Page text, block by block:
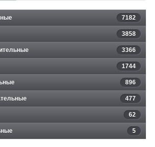
7182
3858
3366
1744
896
477
62
5